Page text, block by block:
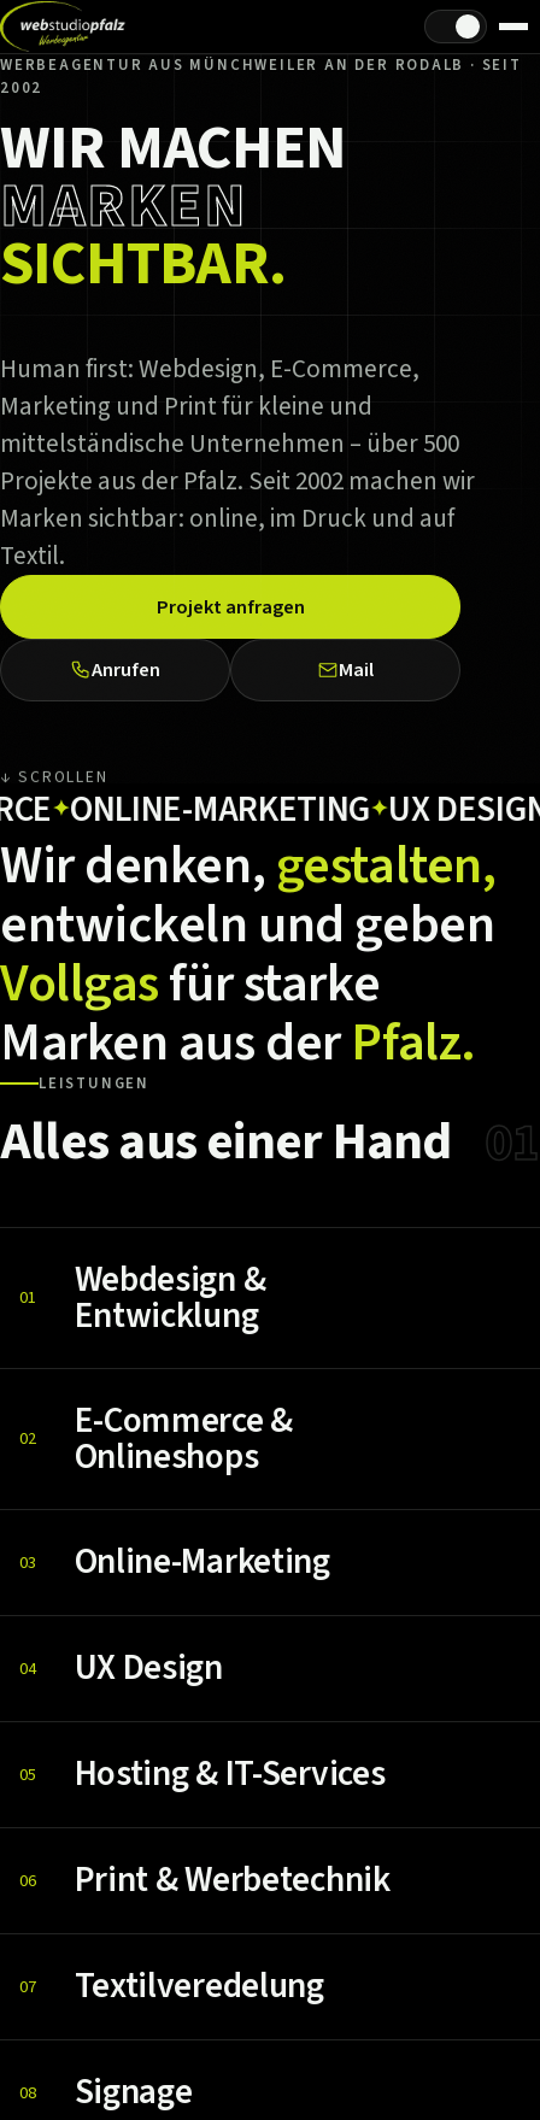
Hell/Dunkel
WERBEAGENTUR AUS MÜNCHWEILER AN DER RODALB · SEIT
2002
WIR MACHEN
MARKEN
SICHTBAR.
Human first: Webdesign, E-Commerce,
Marketing und Print für kleine und
mittelständische Unternehmen – über 500
Projekte aus der Pfalz. Seit 2002 machen wir
Marken sichtbar: online, im Druck und auf
Textil.
Projekt anfragen
Anrufen Mail
↓ SCROLLEN
ONLINE-MARKETING✦ UX DESIGN✦
Wirdenken,gestalten,
entwickeln und geben
Vollgasfürstarke
MarkenausderPfalz.
LEISTUNGEN
AllesauseinerHand 01
01 Webdesign &
Entwicklung
02 E-Commerce &
Onlineshops
03 Online-Marketing
04 UX Design
05 Hosting & IT-Services
06 Print & Werbetechnik
07 Textilveredelung
08 Signage